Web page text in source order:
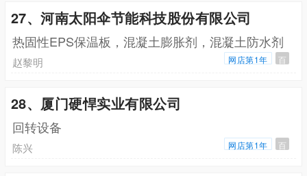
27、河南太阳伞节能科技股份有限公司
热固性EPS保温板，混凝土膨胀剂，混凝土防水剂
赵黎明 网店第1年 百
28、厦门硬悍实业有限公司
回转设备
陈兴 网店第1年 百